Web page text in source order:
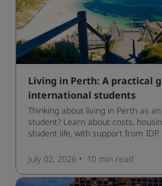
Living in Perth: A practical
international students
Thinking about living in Perth as
student? Learn about costs,
student life, with support from IDP.
July 02, 2026 10 min read